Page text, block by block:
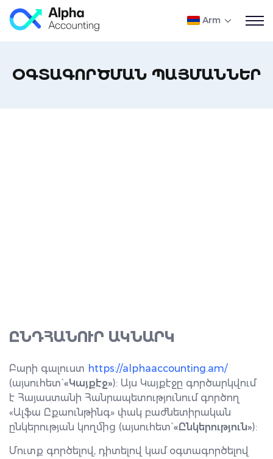
Arm
ՕԳՏԱԳՈՐԾՄԱՆ ՊԱՅՄԱՆՆԵՐ
ԸՆԴՀԱՆՈՒՐ ԱԿՆԱՐԿ
Բարի գալուստ https://alphaaccounting.am/
(այսուհետ`«Կայքէջ»): Այս Կայքէջը գործարկվում
է Հայաստանի Հանրապետությունում գործող
«Ալֆա Ըքաունթինգ» փակ բաժնետիրական
ընկերության կողմից (այսուհետ`«Ընկերություն»):
Մուտք գործելով, դիտելով կամ օգտագործելով